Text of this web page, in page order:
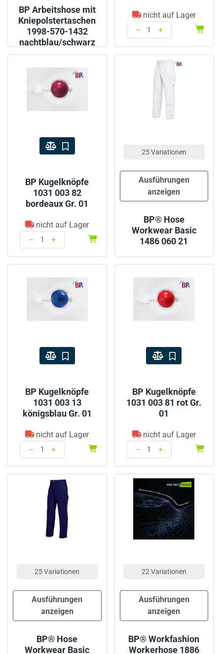
BP Arbeitshose mit
Kniepolstertaschen
1998-570-1432
nachtblau/schwarz
nicht auf Lager
–
+
Menge: 1
BP Kugelknöpfe
1031 003 82
bordeaux Gr. 01
nicht auf Lager
–
+
Menge: 1
25 Variationen
Ausführungen
anzeigen
BP® Hose
Workwear Basic
1486 060 21
BP Kugelknöpfe
1031 003 13
königsblau Gr. 01
nicht auf Lager
–
+
Menge: 1
BP Kugelknöpfe
1031 003 81 rot Gr.
01
nicht auf Lager
–
+
Menge: 1
25 Variationen
Ausführungen
anzeigen
BP® Hose
Workwear Basic
22 Variationen
Ausführungen
anzeigen
BP® Workfashion
Workerhose 1886